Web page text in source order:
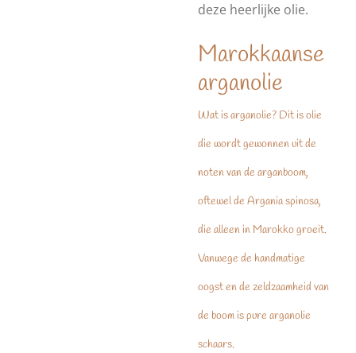
deze heerlijke olie.
Marokkaanse
arganolie
Wat is arganolie? Dit is olie
die wordt gewonnen uit de
noten van de arganboom,
oftewel de Argania spinosa,
die alleen in Marokko groeit.
Vanwege de handmatige
oogst en de zeldzaamheid van
de boom is pure arganolie
schaars.